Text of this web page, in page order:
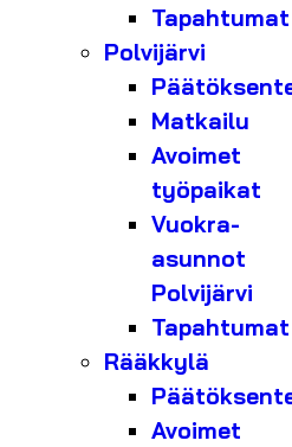
Tapahtumat
Polvijärvi
Matkailu
Avoimet
työpaikat
Vuokra-
asunnot
Polvijärvi
Tapahtumat
Rääkkylä
Avoimet